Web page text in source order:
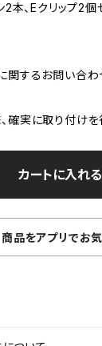
本、Eクリップ2個
関するお問い合わ
実に取り付けを
カートに入れる
商品をアプリでお